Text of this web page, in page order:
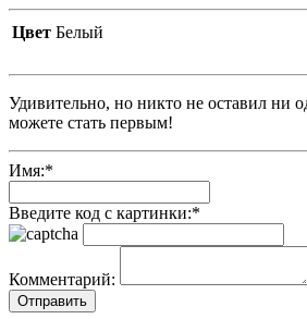
Цвет Белый
Удивительно, но никто не оставил ни
можете стать первым!
Имя:*
Введите код с картинки:*
Комментарий: